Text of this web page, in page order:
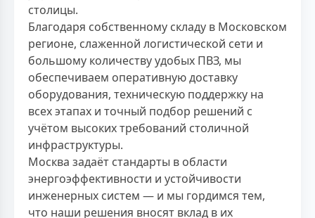
столицы.
Благодаря собственному складу в Московском
регионе, слаженной логистической сети и
большому количеству удобых ПВЗ, мы
обеспечиваем оперативную доставку
оборудования, техническую поддержку на
всех этапах и точный подбор решений с
учётом высоких требований столичной
инфраструктуры.
Москва задаёт стандарты в области
энергоэффективности и устойчивости
инженерных систем — и мы гордимся тем,
что наши решения вносят вклад в их